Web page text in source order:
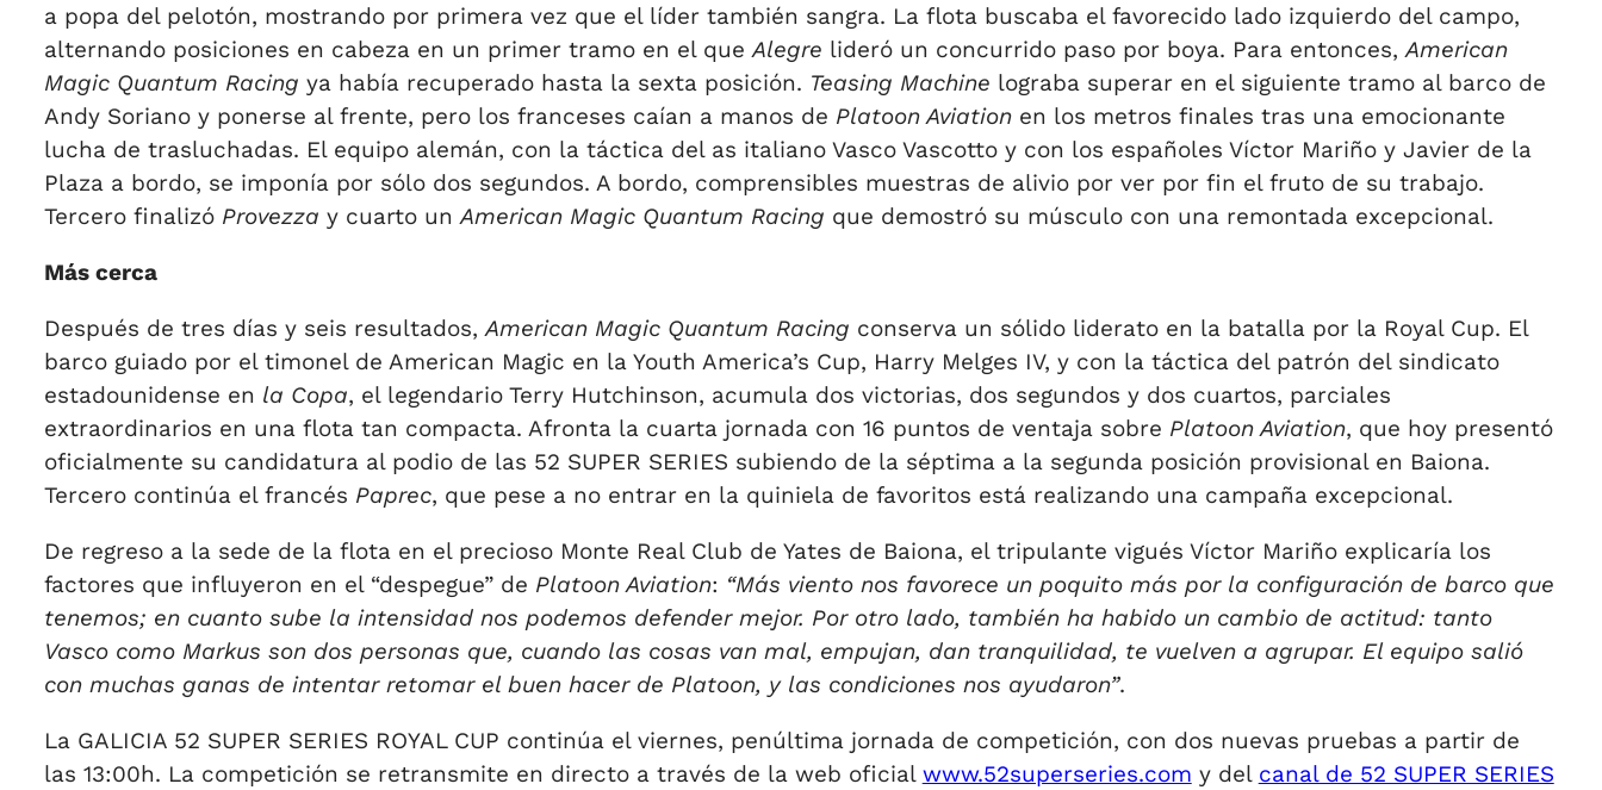
a popa del pelotón, mostrando por primera vez que el líder también sangra. La flota buscaba el favorecido lado izquierdo del campo,
alternando posiciones en cabeza en un primer tramo en el queAlegre lideró un concurrido paso por boya. Para entonces,American
Magic Quantum Racing ya había recuperado hasta la sexta posición. Teasing Machine lograba superar en el siguiente tramo al barco de
Andy Soriano y ponerse al frente, pero los franceses caían a manos de Platoon Aviationen los metros finales tras una emocionante
lucha de trasluchadas. El equipo alemán, con la táctica del as italiano Vasco Vascotto y con los españoles Víctor Mariño y Javier de la
Plaza a bordo, se imponía por sólo dos segundos. A bordo, comprensibles muestras de alivio por ver por fin el fruto de su trabajo.
Tercero finalizó Provezza y cuarto unAmerican Magic Quantum Racing que demostró su músculo con una remontada excepcional.
Más cerca
Después de tres días y seis resultados,American Magic Quantum Racing conserva un sólido liderato en la batalla por la Royal Cup. El
barco guiado por el timonel de American Magic en la Youth America’s Cup, Harry Melges IV, y con la táctica del patrón del sindicato
estadounidense en la Copa, el legendario Terry Hutchinson, acumula dos victorias, dos segundos y dos cuartos, parciales
extraordinarios en una flota tan compacta. Afronta la cuarta jornada con 16 puntos de ventaja sobre Platoon Aviation, que hoy presentó
oficialmente su candidatura al podio de las 52 SUPER SERIES subiendo de la séptima a la segunda posición provisional en Baiona.
Tercero continúa el francés Paprec, que pese a no entrar en la quiniela de favoritos está realizando una campaña excepcional.
De regreso a la sede de la flota en el precioso Monte Real Club de Yates de Baiona, el tripulante vigués Víctor Mariño explicaría los
factores que influyeron en el “despegue” de Platoon Aviation: “Más viento nos favorece un poquito más por la configuración de barco que
tenemos; en cuanto sube la intensidad nos podemos defender mejor. Por otro lado, también ha habido un cambio de actitud: tanto
Vasco como Markus son dos personas que, cuando las cosas van mal, empujan, dan tranquilidad, te vuelven a agrupar. El equipo salió
con muchas ganas de intentar retomar el buen hacer de Platoon, y las condiciones nos ayudaron”.
La GALICIA 52 SUPER SERIES ROYAL CUP continúa el viernes, penúltima jornada de competición, con dos nuevas pruebas a partir de
las 13:00h. La competición se retransmite en directo a través de la web oficial www.52superseries.com y del canal de 52 SUPER SERIES